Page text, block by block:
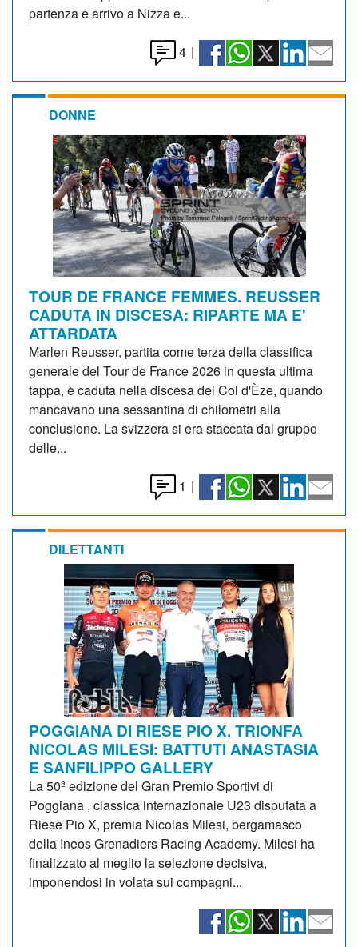
partenza e arrivo a Nizza e...
4 |
DONNE
TOUR DE FRANCE FEMMES. REUSSER
CADUTA IN DISCESA: RIPARTE MA E'
ATTARDATA
Marlen Reusser, partita come terza della classifica
generale del Tour de France 2026 in questa ultima
tappa, è caduta nella discesa del Col d'Èze, quando
mancavano una sessantina di chilometri alla
conclusione. La svizzera si era staccata dal gruppo
delle...
1 |
DILETTANTI
POGGIANA DI RIESE PIO X. TRIONFA
NICOLAS MILESI: BATTUTI ANASTASIA
E SANFILIPPO GALLERY
La 50ª edizione del Gran Premio Sportivi di
Poggiana , classica internazionale U23 disputata a
Riese Pio X, premia Nicolas Milesi, bergamasco
della Ineos Grenadiers Racing Academy. Milesi ha
finalizzato al meglio la selezione decisiva,
imponendosi in volata sui compagni...